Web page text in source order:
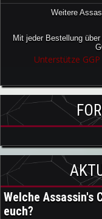
Weitere
Mit jeder Bestellung
Unterstütze
Welche Assassin's
euch?